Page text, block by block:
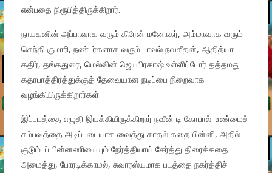
என்பதை நிரூபித்திருக்கிறார்.
நாயகனின் அப்பாவாக வரும் கிரேன் மனோகர், அம்மாவாக வரும்
செந்தி குமாரி, நண்பர்களாக வரும் பாவல் நவகீதன், ஆதித்யா
கதிர், தங்கதுரை, மெல்வின் ஜெயபிரகாஷ் உள்ளிட்டோர் தத்தமது
கதாபாத்திரத்துக்குத் தேவையான நடிப்பை நிறைவாக
வழங்கியிருக்கிறார்கள்.
இப்படத்தை எழுதி இயக்கியிருக்கிறார் நவீன் டி கோபால். உண்மைச்
சம்பவத்தை அடிப்படையாக வைத்து காதல் கதை பின்னி, அதில்
குடும்பப் பின்னணியையும் நேர்த்தியாய் சேர்த்து திரைக்கதை
அமைத்து, போரடிக்காமல், சுவாரஸ்யமாக படத்தை நகர்த்திச்